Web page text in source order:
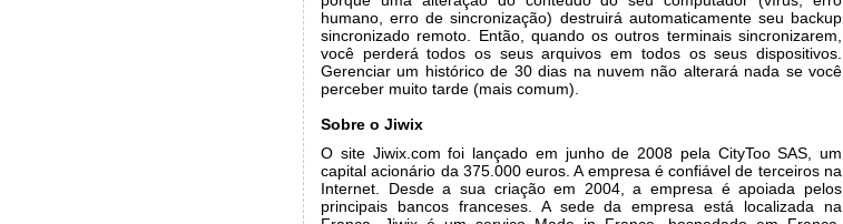
humano, erro de sincronização) destruirá automaticamente seu backup
sincronizado remoto. Então, quando os outros terminais sincronizarem,
você perderá todos os seus arquivos em todos os seus dispositivos.
Gerenciar um histórico de 30 dias na nuvem não alterará nada se você
perceber muito tarde (mais comum).
Sobre o Jiwix
O site Jiwix.com foi lançado em junho de 2008 pela CityToo SAS, um
capital acionário da 375.000 euros. A empresa é confiável de terceiros na
Internet. Desde a sua criação em 2004, a empresa é apoiada pelos
principais bancos franceses. A sede da empresa está localizada na